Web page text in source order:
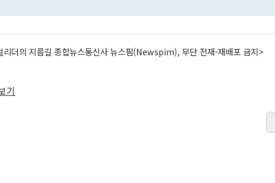
리더의 지름길 종합뉴스통신사 뉴스핌(Newspim), 무단 전재-재배포 금지>
기